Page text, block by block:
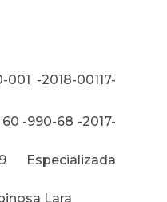
001 -2018-00117-
60 -990-68 -2017-
Especializada
Lara